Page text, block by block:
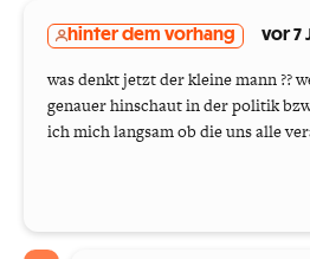
hinter dem vorhang vor 7
was denkt jetzt der kleine mann ??
genauer hinschaut in der politik
ich mich langsam ob die uns alle